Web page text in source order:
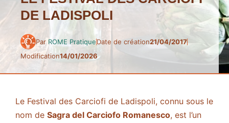
DE LADISPOLI
Par ROME PratiqueDate de création21/04/2017
Modification14/01/2026
Le Festival des Carciofi de Ladispoli, connu sous le
nom de Sagra del Carciofo Romanesco, est l’un